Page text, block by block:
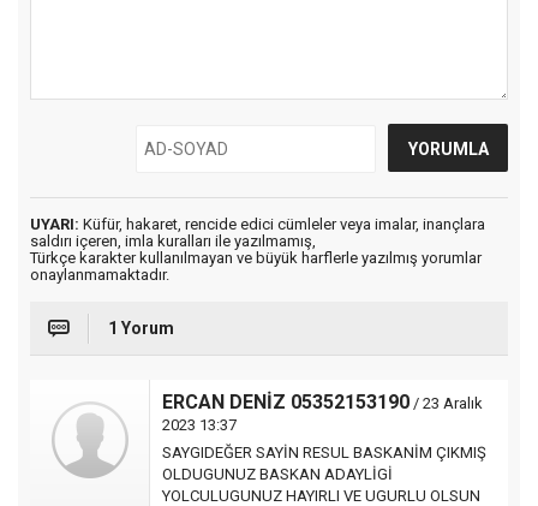
UYARI: Küfür, hakaret, rencide edici cümleler veya imalar, inançlara
saldırı içeren, imla kuralları ile yazılmamış,
Türkçe karakter kullanılmayan ve büyük harflerle yazılmış yorumlar
onaylanmamaktadır.
1 Yorum
ERCAN DENİZ 05352153190 / 23 Aralık
2023 13:37
SAYGIDEĞER SAYİN RESUL BASKANİM ÇIKMIŞ
OLDUGUNUZ BASKAN ADAYLİGİ
YOLCULUGUNUZ HAYIRLI VE UGURLU OLSUN